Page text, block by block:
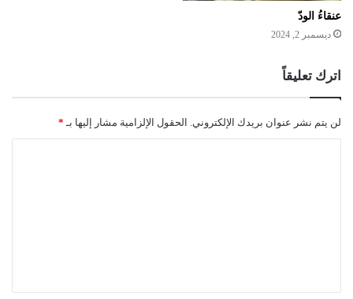
عنقاءُ الودّ
ديسمبر 2, 2024
اترك تعليقاً
لن يتم نشر عنوان بريدك الإلكتروني. الحقول الإلزامية مشار إليها بـ *
ق